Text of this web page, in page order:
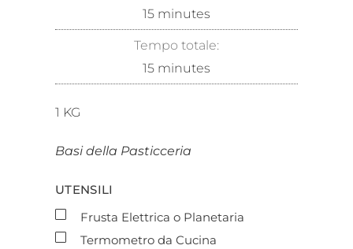
15 minutes
Tempo totale:
15 minutes
1 KG
Basi della Pasticceria
UTENSILI
▢
Frusta Elettrica o Planetaria
▢
Termometro da Cucina